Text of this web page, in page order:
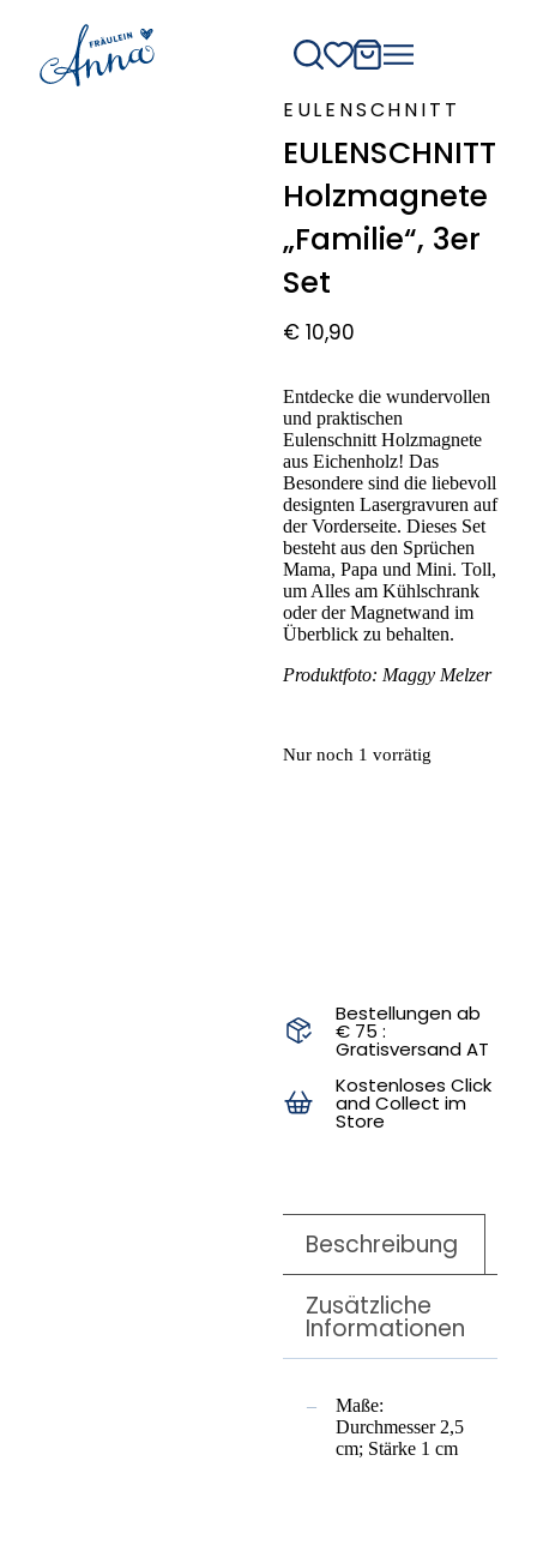
EULENSCHNITT
EULENSCHNITT
Holzmagnete
„Familie“, 3er
Set
€10,90
Entdecke die wundervollen
und praktischen
Eulenschnitt Holzmagnete
aus Eichenholz! Das
Besondere sind die liebevoll
designten Lasergravuren auf
der Vorderseite. Dieses Set
besteht aus den Sprüchen
Mama, Papa und Mini. Toll,
um Alles am Kühlschrank
oder der Magnetwand im
Überblick zu behalten.
Produktfoto: Maggy Melzer
Nur noch 1 vorrätig
Bestellungen ab
€ 75 :
Gratisversand AT
Kostenloses Click
and Collect im
Store
Beschreibung
Zusätzliche
Informationen
Maße:
Durchmesser 2,5
cm; Stärke 1 cm